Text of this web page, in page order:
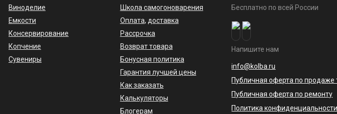
Виноделие
Емкости
Консервирование
Копчение
Сувениры
Школа самогоноварения
Оплата, доставка
Рассрочка
Возврат товара
Бонусная политика
Гарантия лучшей цены
Как заказать
Калькуляторы
Блогерам
Бесплатно по всей России
Напишите нам
info@kolba.ru
Публичная оферта по продаже
Публичная оферта по ремонту
Политика конфиденциальности